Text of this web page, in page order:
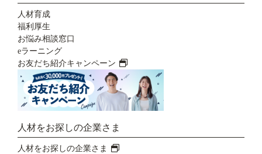
人材育成
福利厚生
お悩み相談窓口
eラーニング
お友だち紹介キャンペーン
人材をお探しの企業さま
人材をお探しの企業さま